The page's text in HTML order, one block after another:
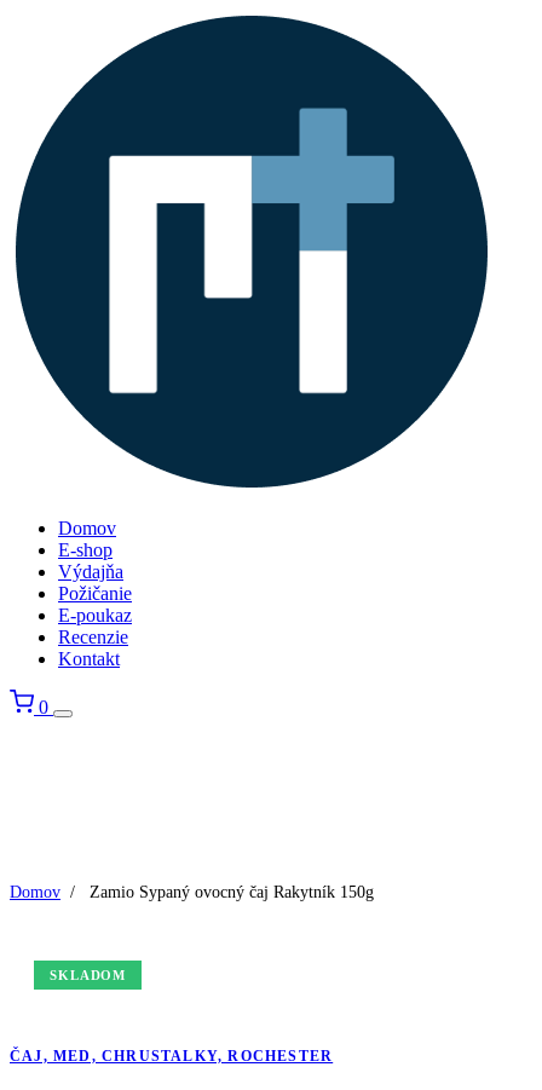
Domov
E-shop
Výdajňa
Požičanie
E-poukaz
Recenzie
Kontakt
0
Domov / Zamio Sypaný ovocný čaj Rakytník 150g
SKLADOM
ČAJ, MED, CHRUSTALKY, ROCHESTER